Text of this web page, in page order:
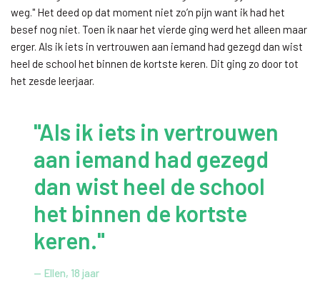
weg." Het deed op dat moment niet zo’n pijn want ik had het
besef nog niet. Toen ik naar het vierde ging werd het alleen maar
erger. Als ik iets in vertrouwen aan iemand had gezegd dan wist
heel de school het binnen de kortste keren. Dit ging zo door tot
het zesde leerjaar.
"Als ik iets in vertrouwen
aan iemand had gezegd
dan wist heel de school
het binnen de kortste
keren."
— Ellen, 18 jaar